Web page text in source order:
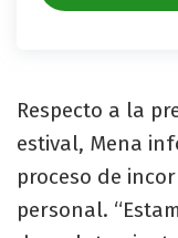
Respecto a la
estival, Mena
proceso de
personal.